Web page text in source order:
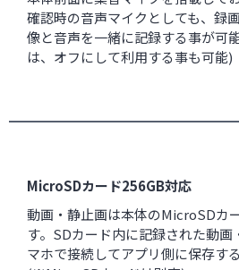
確認時の音声マイクとしても、録
像と音声を一緒に記録する事が可
は、オフにして利用する事も可能)
MicroSDカード256GB対応
動画・静止画は本体のMicroSDカ
す。SDカード内に記録された動画
マホで接続してアプリ側に保存す